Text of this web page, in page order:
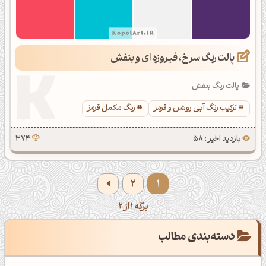
پالت رنگ سرخ، فیروزه ای و بنفش
پالت رنگ بنفش
ترکیب رنگ آبی روشن و قرمز
رنگ مکمل قرمز
بازدید اخیر : 58 374
1
2
برگه 1 از 2
دسته‌بندی مطالب